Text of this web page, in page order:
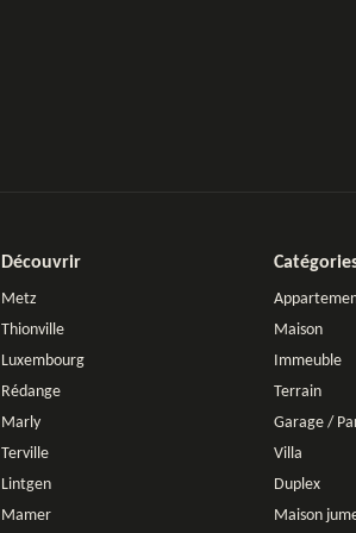
Découvrir
Metz
Thionville
Luxembourg
Rédange
Marly
Terville
Lintgen
Mamer
Maison
Immeuble
Terrain
Garage /
Villa
Duplex
Maison